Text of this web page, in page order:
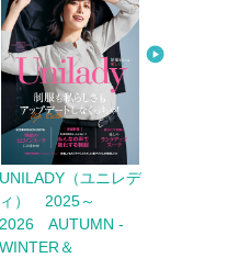
unite(ユナイト)